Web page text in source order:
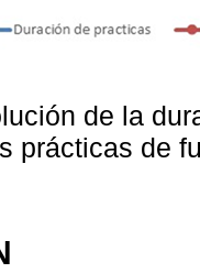
de la
prácticas de